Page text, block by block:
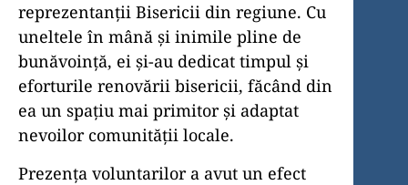
reprezentanții Bisericii din regiune. Cu
uneltele în mână și inimile pline de
bunăvoință, ei și-au dedicat timpul și
eforturile renovării bisericii, făcând din
ea un spațiu mai primitor și adaptat
nevoilor comunității locale.
Prezența voluntarilor a avut un efect